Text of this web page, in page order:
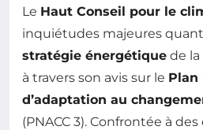
Le Haut Conseil pour le
inquiétudes majeures
stratégie énergétique de
à travers son avis sur le Plan
d’adaptation au
(PNACC 3). Confrontée à